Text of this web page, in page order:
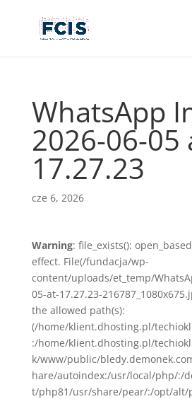
WhatsApp
2026-06-05
17.27.23
cze 6, 2026
Warning: file_exists():
effect. File(/fundacja/wp-
content/uploads/et_temp/
05-at-17.27.23-
the allowed path(s):
(/home/klient.dhosting.pl/
:/home/klient.dhosting.pl/
k/www/public/
hare/autoindex:/usr/local/php/:/
t/php81/usr/share/pear/:/opt/alt/